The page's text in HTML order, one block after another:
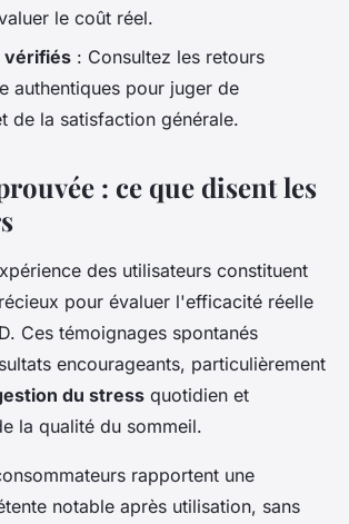
le coût réel.
vérifiés : Consultez les retours
authentiques pour juger de
de la satisfaction générale.
: ce que disent les
des utilisateurs constituent
pour évaluer l'efficacité réelle
Ces témoignages spontanés
encourageants, particulièrement
du stress quotidien et
la qualité du sommeil.
rapportent une
notable après utilisation, sans